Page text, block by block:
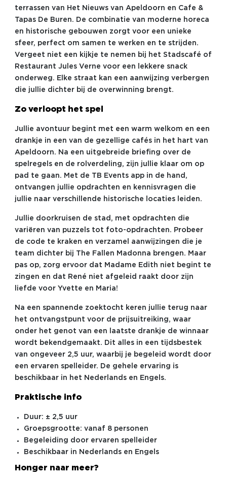
terrassen van Het Nieuws van Apeldoorn en Cafe &
Tapas De Buren. De combinatie van moderne horeca
en historische gebouwen zorgt voor een unieke
sfeer, perfect om samen te werken en te strijden.
Vergeet niet een kijkje te nemen bij het Stadscafé of
Restaurant Jules Verne voor een lekkere snack
onderweg. Elke straat kan een aanwijzing verbergen
die jullie dichter bij de overwinning brengt.
Zo verloopt het spel
Jullie avontuur begint met een warm welkom en een
drankje in een van de gezellige cafés in het hart van
Apeldoorn. Na een uitgebreide briefing over de
spelregels en de rolverdeling, zijn jullie klaar om op
pad te gaan. Met de TB Events app in de hand,
ontvangen jullie opdrachten en kennisvragen die
jullie naar verschillende historische locaties leiden.
Jullie doorkruisen de stad, met opdrachten die
variëren van puzzels tot foto-opdrachten. Probeer
de code te kraken en verzamel aanwijzingen die je
team dichter bij The Fallen Madonna brengen. Maar
pas op, zorg ervoor dat Madame Edith niet begint te
zingen en dat René niet afgeleid raakt door zijn
liefde voor Yvette en Maria!
Na een spannende zoektocht keren jullie terug naar
het ontvangstpunt voor de prijsuitreiking, waar
onder het genot van een laatste drankje de winnaar
wordt bekendgemaakt. Dit alles in een tijdsbestek
van ongeveer 2,5 uur, waarbij je begeleid wordt door
een ervaren spelleider. De gehele ervaring is
beschikbaar in het Nederlands en Engels.
Praktische info
Duur: ± 2,5 uur
Groepsgrootte: vanaf 8 personen
Begeleiding door ervaren spelleider
Beschikbaar in Nederlands en Engels
Honger naar meer?